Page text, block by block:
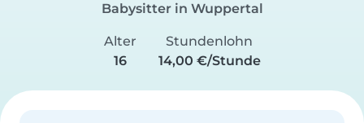
Babysitter in Wuppertal
Alter
16
Stundenlohn
14,00 €/Stunde